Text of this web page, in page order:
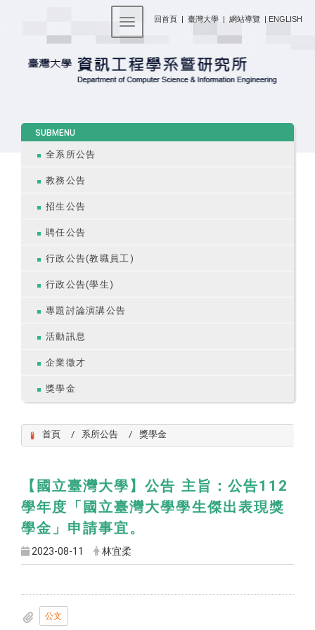
回首頁 | 臺灣大學 | 網站導覽 | ENGLISH
Toggle navigation
SUBMENU
全系所公告
教務公告
招生公告
聘任公告
行政公告(教職員工)
行政公告(學生)
專題討論演講公告
活動訊息
企業徵才
獎學金
首頁 系所公告 獎學金
【國立臺灣大學】公告 主旨：公告112
學年度「國立臺灣大學學生傑出表現獎
學金」申請事宜。
2023-08-11 林宜柔
公文